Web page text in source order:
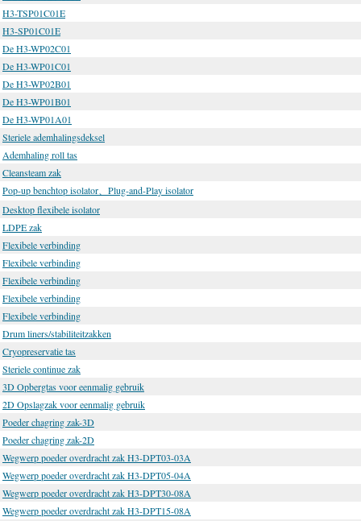
H3-TSP01C01E
H3-SP01C01E
De H3-WP02C01
De H3-WP01C01
De H3-WP02B01
De H3-WP01B01
De H3-WP01A01
Steriele ademhalingsdeksel
Ademhaling roll tas
Cleansteam zak
Pop-up benchtop isolator、Plug-and-Play isolator
Desktop flexibele isolator
LDPE zak
Flexibele verbinding
Flexibele verbinding
Flexibele verbinding
Flexibele verbinding
Flexibele verbinding
Drum liners/stabiliteitzakken
Cryopreservatie tas
Steriele continue zak
3D Opbergtas voor eenmalig gebruik
2D Opslagzak voor eenmalig gebruik
Poeder chagring zak-3D
Poeder chagring zak-2D
Wegwerp poeder overdracht zak H3-DPT03-03A
Wegwerp poeder overdracht zak H3-DPT05-04A
Wegwerp poeder overdracht zak H3-DPT30-08A
Wegwerp poeder overdracht zak H3-DPT15-08A